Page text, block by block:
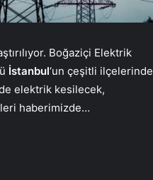
Boğaziçi Elektrik
İstanbul‘un çeşitli ilçelerinde
elektrik kesilecek,
haberimizde…